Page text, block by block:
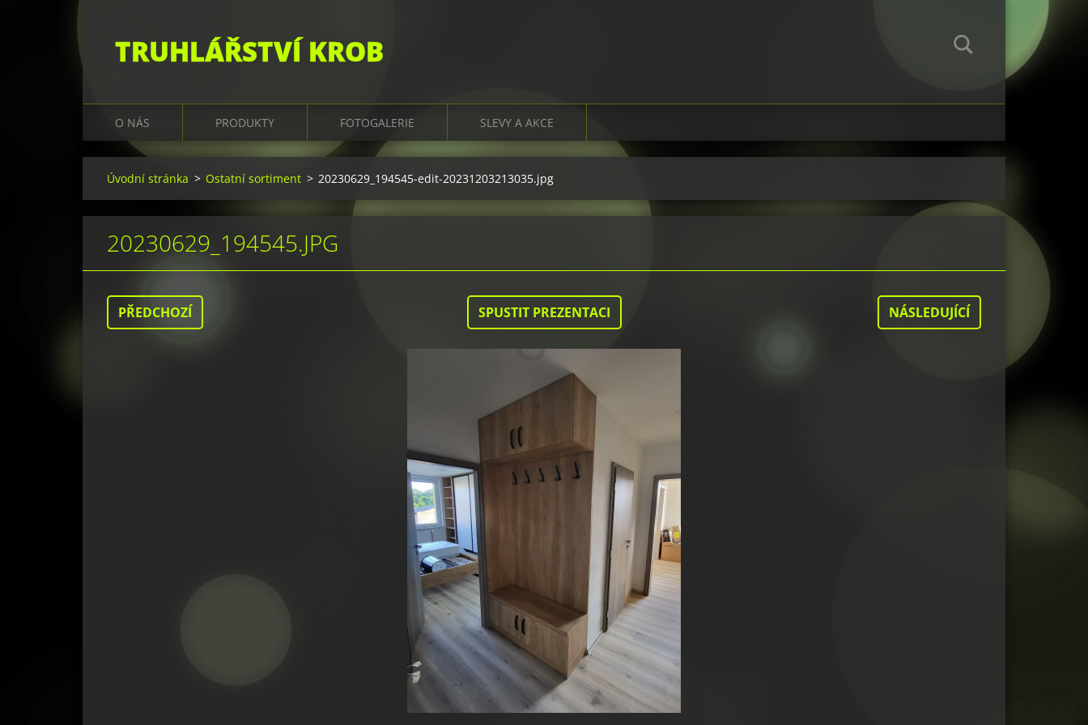
TRUHLÁŘSTVÍ KROB
O NÁS PRODUKTY FOTOGALERIE SLEVY A AKCE
Úvodní stránka > Ostatní sortiment > 20230629_194545-edit-20231203213035.jpg
20230629_194545.JPG
PŘEDCHOZÍ SPUSTIT PREZENTACI NÁSLEDUJÍCÍ